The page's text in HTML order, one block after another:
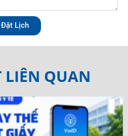
Đặt Lịch
LIÊN QUAN